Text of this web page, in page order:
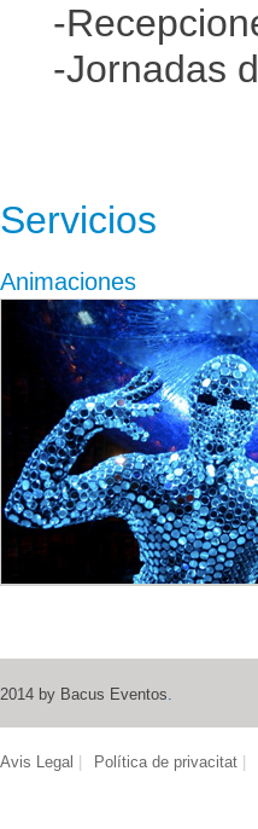
-
-Jornadas
Servicios
Animaciones
2014 by Bacus Eventos.
Avis Legal Política de privacitat